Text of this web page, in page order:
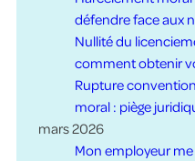
défendre face aux
Nullité du
comment obtenir
Rupture
moral : piège
mars 2026
Mon employeur